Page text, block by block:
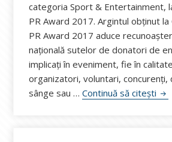
categoria Sport & Entertainment,
PR Award 2017. Argintul obținut la
PR Award 2017 aduce
națională sutelor de donatori de
implicați în eveniment, fie în
organizatori, voluntari, concurenți,
sânge sau …Continuă să citești